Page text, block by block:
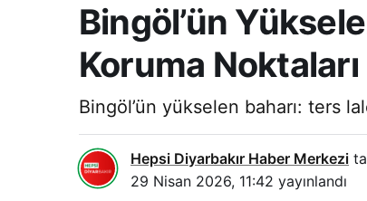
Bingöl’ün
Koruma Noktaları
Bingöl’ün yükselen baharı: ters
Hepsi Diyarbakır Haber Merkezi
29 Nisan 2026, 11:42 yayınlandı